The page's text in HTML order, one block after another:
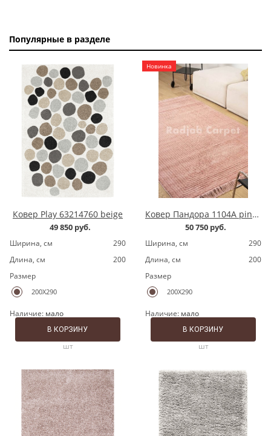
Популярные в разделе
Ковер Play 63214760 beige
49 850 руб.
Ширина, cм
290
Длина, cм
200
Размер
200X290
Наличие: мало
шт
В КОРЗИНУ
Новинка
Ковер Пандора 1104A pink/pink
50 750 руб.
Ширина, cм
290
Длина, cм
200
Размер
200X290
Наличие: мало
шт
В КОРЗИНУ